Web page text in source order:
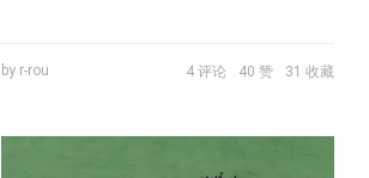
by r-rou 4 评论 40 赞 31 收藏